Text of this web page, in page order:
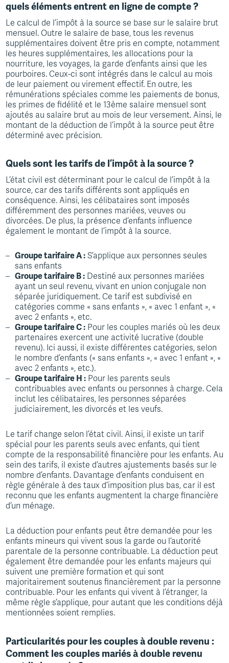
quels éléments entrent en ligne de compte ?
Le calcul de l’impôt à la source se base sur le salaire brut
mensuel. Outre le salaire de base, tous les revenus
supplémentaires doivent être pris en compte, notamment
les heures supplémentaires, les allocations pour la
nourriture, les voyages, la garde d’enfants ainsi que les
pourboires. Ceux-ci sont intégrés dans le calcul au mois
de leur paiement ou virement effectif. En outre, les
rémunérations spéciales comme les paiements de bonus,
les primes de fidélité et le 13ème salaire mensuel sont
ajoutés au salaire brut au mois de leur versement. Ainsi, le
montant de la déduction de l’impôt à la source peut être
déterminé avec précision.
Quels sont les tarifs de l’impôt à la source ?
L’état civil est déterminant pour le calcul de l’impôt à la
source, car des tarifs différents sont appliqués en
conséquence. Ainsi, les célibataires sont imposés
différemment des personnes mariées, veuves ou
divorcées. De plus, la présence d’enfants influence
également le montant de l’impôt à la source.
Groupe tarifaire A : S’applique aux personnes seules
sans enfants
Groupe tarifaire B : Destiné aux personnes mariées
ayant un seul revenu, vivant en union conjugale non
séparée juridiquement. Ce tarif est subdivisé en
catégories comme « sans enfants », « avec 1 enfant », «
avec 2 enfants », etc.
Groupe tarifaire C : Pour les couples mariés où les deux
partenaires exercent une activité lucrative (double
revenu). Ici aussi, il existe différentes catégories, selon
le nombre d’enfants (« sans enfants », « avec 1 enfant », «
avec 2 enfants », etc.).
Groupe tarifaire H : Pour les parents seuls
contribuables avec enfants ou personnes à charge. Cela
inclut les célibataires, les personnes séparées
judiciairement, les divorcés et les veufs.
Le tarif change selon l’état civil. Ainsi, il existe un tarif
spécial pour les parents seuls avec enfants, qui tient
compte de la responsabilité financière pour les enfants. Au
sein des tarifs, il existe d’autres ajustements basés sur le
nombre d’enfants. Davantage d’enfants conduisent en
règle générale à des taux d’imposition plus bas, car il est
reconnu que les enfants augmentent la charge financière
d’un ménage.
La déduction pour enfants peut être demandée pour les
enfants mineurs qui vivent sous la garde ou l’autorité
parentale de la personne contribuable. La déduction peut
également être demandée pour les enfants majeurs qui
suivent une première formation et qui sont
majoritairement soutenus financièrement par la personne
contribuable. Pour les enfants qui vivent à l’étranger, la
même règle s’applique, pour autant que les conditions déjà
mentionnées soient remplies.
Particularités pour les couples à double revenu :
Comment les couples mariés à double revenu